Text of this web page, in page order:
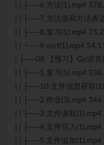
| | ├──6.方法(1).mp4
| | ├──7.方法值和方法表
| | ├──8.复习(1).mp4
| | └──9.sort(1).mp4
| ├──08 【预习】Go语言
| | ├──1.复习(5).mp4
| | ├──10.文件信息获取
| | ├──2.作业(3).mp4
| | ├──3.文件读取(1).mp4
| | ├──4.文件写入(1).mp4
| | ├──5.文件追加(1).mp4